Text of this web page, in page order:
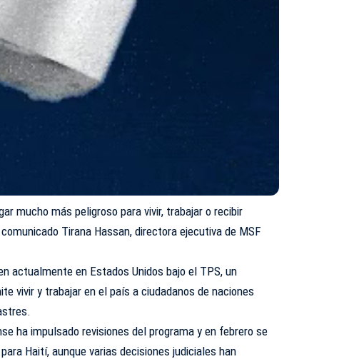
mucho más peligroso para vivir, trabajar o recibir
Tirana Hassan, directora ejecutiva de MSF
actualmente en Estados Unidos bajo el TPS, un
vivir y trabajar en el país a ciudadanos de naciones
ha impulsado revisiones del programa y en febrero se
Haití, aunque varias decisiones judiciales han